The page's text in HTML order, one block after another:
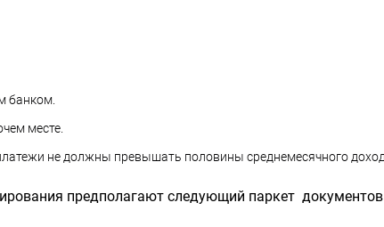
банком.
месте.
не должны превышать половины среднемесячного
предполагают следующий паркет